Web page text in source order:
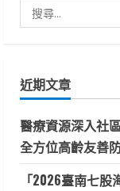
尋
字:
近期文章
醫療資源深入社
全方位高齡友善
「2026臺南七